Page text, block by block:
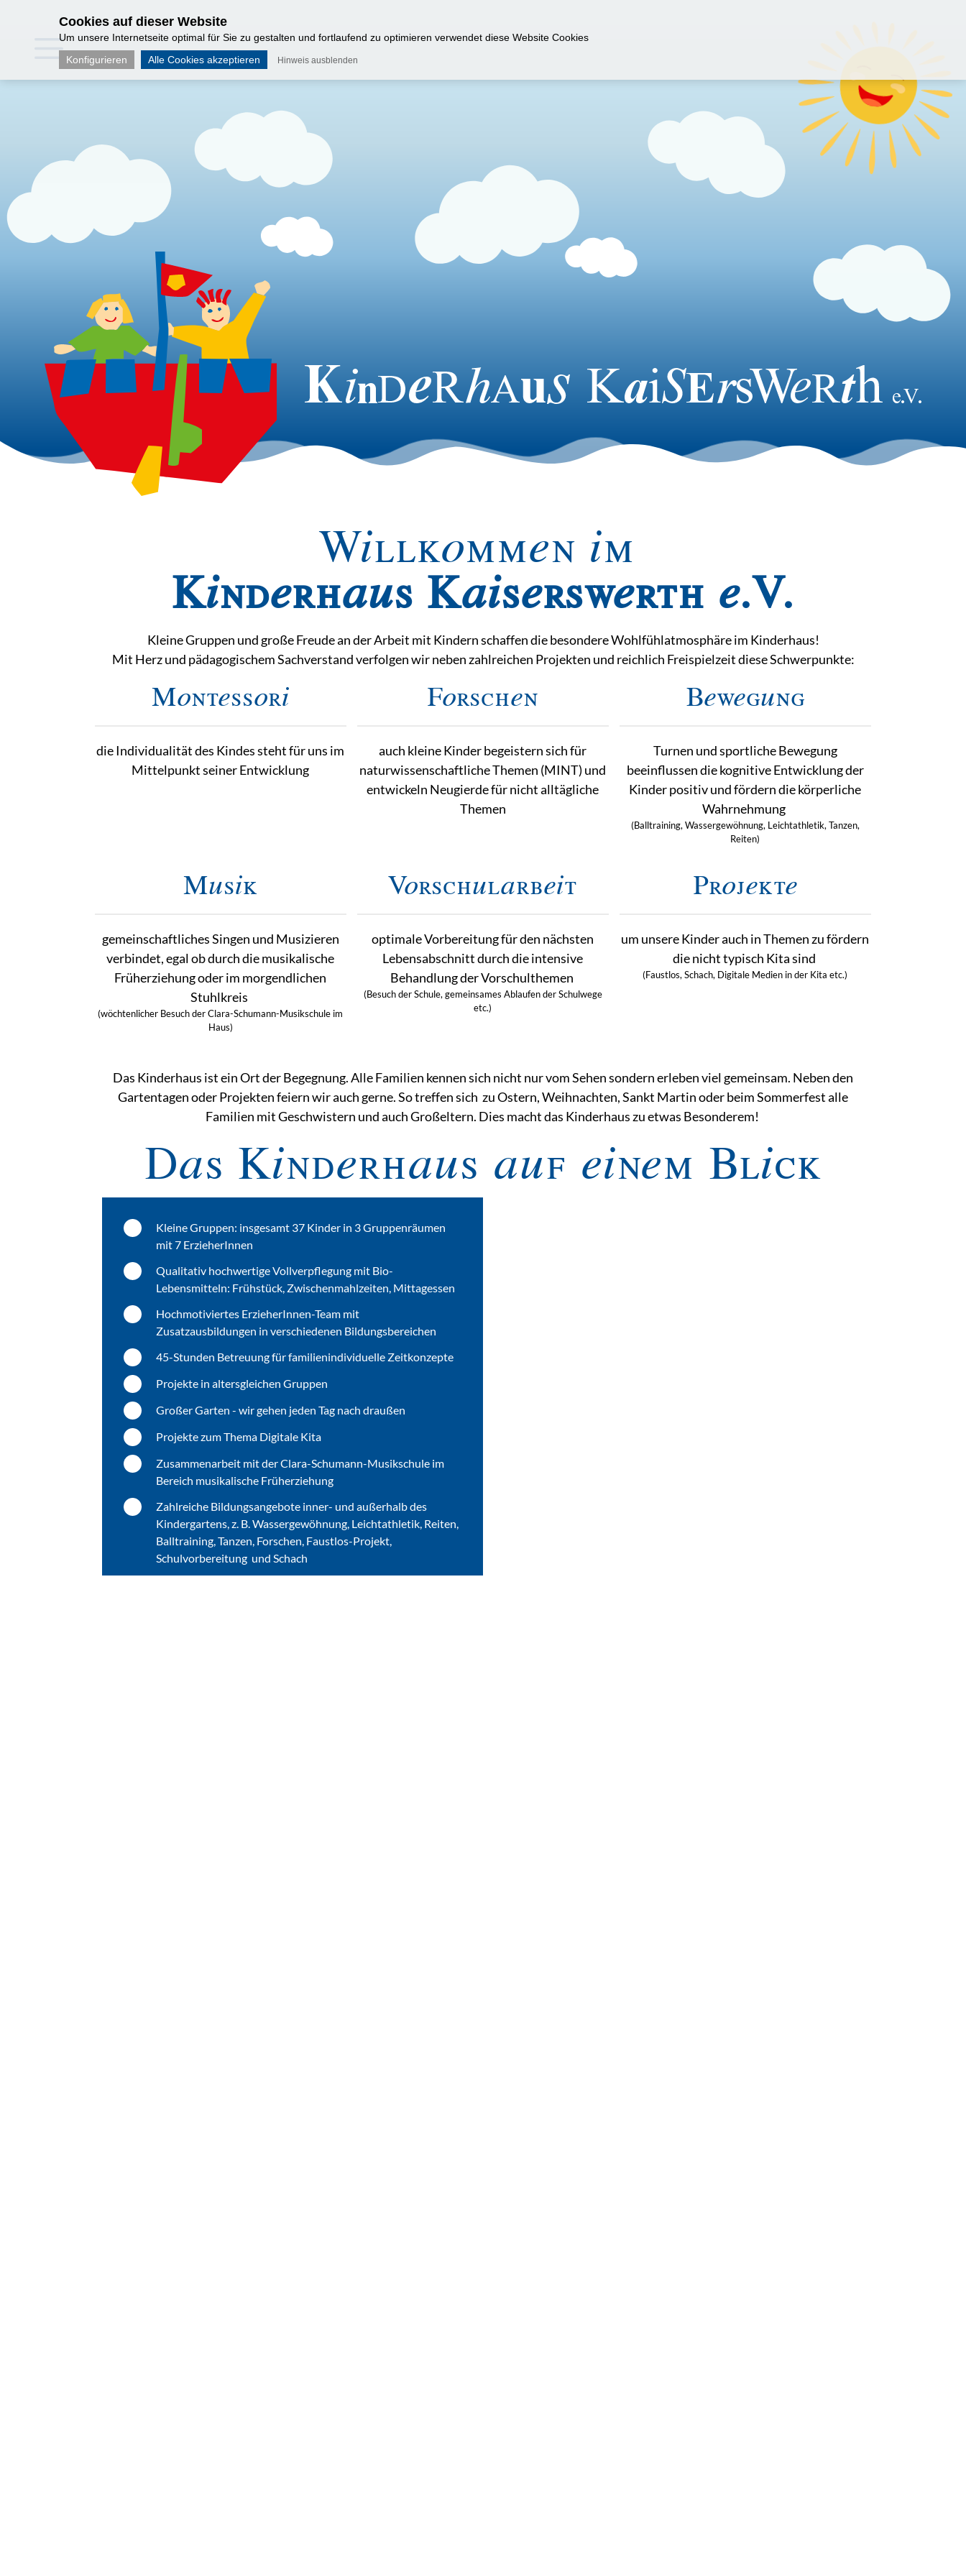
Willkommen im
Kinderhaus Kaiserswerth e.V.
Kleine Gruppen und große Freude an der Arbeit mit Kindern schaffen die besondere Wohlfühlatmosphäre im Kinderhaus!
Mit Herz und pädagogischem Sachverstand verfolgen wir neben zahlreichen Projekten und reichlich Freispielzeit diese Schwerpunkte:
Montessori
die Individualität des Kindes steht für uns im
Mittelpunkt seiner Entwicklung
Forschen
auch kleine Kinder begeistern sich für
naturwissenschaftliche Themen (MINT) und
entwickeln Neugierde für nicht alltägliche
Themen
Bewegung
Turnen und sportliche Bewegung
beeinflussen die kognitive Entwicklung der
Kinder positiv und fördern die körperliche
Wahrnehmung
(Balltraining, Wassergewöhnung, Leichtathletik, Tanzen,
Reiten)
Musik
gemeinschaftliches Singen und Musizieren
verbindet, egal ob durch die musikalische
Früherziehung oder im morgendlichen
Stuhlkreis
(wöchtenlicher Besuch der Clara-Schumann-Musikschule im
Haus)
Vorschularbeit
optimale Vorbereitung für den nächsten
Lebensabschnitt durch die intensive
Behandlung der Vorschulthemen
(Besuch der Schule, gemeinsames Ablaufen der Schulwege
etc.)
Projekte
um unsere Kinder auch in Themen zu fördern
die nicht typisch Kita sind
(Faustlos, Schach, Digitale Medien in der Kita etc.)
Das Kinderhaus ist ein Ort der Begegnung. Alle Familien kennen sich nicht nur vom Sehen sondern erleben viel gemeinsam. Neben den
Gartentagen oder Projekten feiern wir auch gerne. So treffen sich zu Ostern, Weihnachten, Sankt Martin oder beim Sommerfest alle
Familien mit Geschwistern und auch Großeltern. Dies macht das Kinderhaus zu etwas Besonderem!
Das Kinderhaus auf einem Blick
Kleine Gruppen: insgesamt 37 Kinder in 3 Gruppenräumen
mit 7 ErzieherInnen
Qualitativ hochwertige Vollverpflegung mit Bio-
Lebensmitteln: Frühstück, Zwischenmahlzeiten, Mittagessen
Hochmotiviertes ErzieherInnen-Team mit
Zusatzausbildungen in verschiedenen Bildungsbereichen
45-Stunden Betreuung für familienindividuelle Zeitkonzepte
Projekte in altersgleichen Gruppen
Großer Garten - wir gehen jeden Tag nach draußen
Projekte zum Thema Digitale Kita
Zusammenarbeit mit der Clara-Schumann-Musikschule im
Bereich musikalische Früherziehung
Zahlreiche Bildungsangebote inner- und außerhalb des
Kindergartens, z. B. Wassergewöhnung, Leichtathletik, Reiten,
Balltraining, Tanzen, Forschen, Faustlos-Projekt,
Schulvorbereitung und Schach
Cookies auf dieser Website
Um unsere Internetseite optimal für Sie zu gestalten und fortlaufend zu optimieren verwendet diese Website Cookies
Konfigurieren
Alle Cookies akzeptieren Hinweis ausblenden